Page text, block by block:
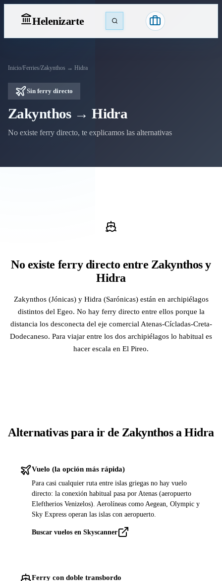
Helenizarte
Inicio/Ferries/Zakynthos → Hidra
Sin ferry directo
Zakynthos → Hidra
No existe ferry directo, te explicamos las alternativas
No existe ferry directo entre Zakynthos y
Hidra
Zakynthos (Jónicas) y Hidra (Sarónicas) están en archipiélagos
distintos del Egeo. No hay ferry directo entre ellos porque la
distancia los desconecta del eje comercial Atenas-Cícladas-Creta-
Dodecaneso. Para viajar entre los dos archipiélagos lo habitual es
hacer escala en El Pireo.
Alternativas para ir de Zakynthos a Hidra
Vuelo (la opción más rápida)
Para casi cualquier ruta entre islas griegas no hay vuelo
directo: la conexión habitual pasa por Atenas (aeropuerto
Eleftherios Venizelos). Aerolíneas como Aegean, Olympic y
Sky Express operan las islas con aeropuerto.
Buscar vuelos en Skyscanner
Ferry con doble transbordo